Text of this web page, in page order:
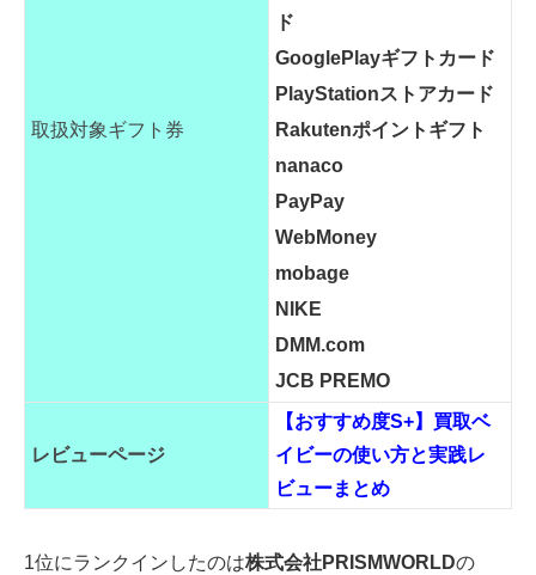
取扱対象ギフト券
ド
GooglePlayギフトカード
PlayStationストアカード
Rakutenポイントギフト
nanaco
PayPay
WebMoney
mobage
NIKE
DMM.com
JCB PREMO
レビューページ
【おすすめ度S+】買取ベ
イビーの使い方と実践レ
ビューまとめ
1位にランクインしたのは株式会社PRISMWORLDの